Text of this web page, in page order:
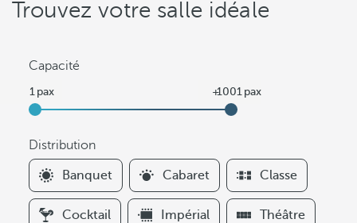
Trouvez votre salle idéale
Capacité
Distribution
F
i
l
Banquet Cabaret Classe
Cocktail Impérial Théâtre